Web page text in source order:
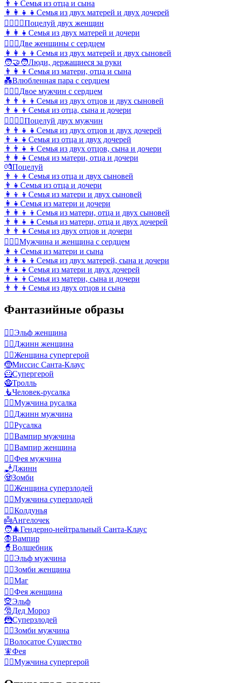
👨‍👦 Семья из отца и сына
👩‍👩‍👧‍👧 Семья из двух матерей и двух дочерей
👩‍❤️‍💋‍👩Поцелуй двух женщин
👩‍👩‍👧 Семья из двух матерей и дочери
👩‍❤️‍👩Две женщины с сердцем
👩‍👩‍👦‍👦 Семья из двух матерей и двух сыновей
🧑‍🤝‍🧑Люди, держащиеся за руки
👨‍👩‍👦 Семья из матери, отца и сына
💑Влюбленная пара с сердцем
👨‍❤️‍👨Двое мужчин с сердцем
👨‍👨‍👦‍👦 Семья из двух отцов и двух сыновей
👨‍👧‍👦 Семья из отца, сына и дочери
👨‍❤️‍💋‍👨Поцелуй двух мужчин
👨‍👨‍👧‍👧 Семья из двух отцов и двух дочерей
👨‍👧‍👧 Семья из отца и двух дочерей
👨‍👨‍👧‍👦 Семья из двух отцов, сына и дочери
👨‍👩‍👧 Семья из матери, отца и дочери
💏Поцелуй
👨‍👦‍👦 Семья из отца и двух сыновей
👨‍👧 Семья из отца и дочери
👩‍👦‍👦 Семья из матери и двух сыновей
👩‍👧 Семья из матери и дочери
👨‍👩‍👦‍👦 Семья из матери, отца и двух сыновей
👨‍👩‍👧‍👧 Семья из матери, отца и двух дочерей
👨‍👨‍👧 Семья из двух отцов и дочери
👩‍❤️‍👨Мужчина и женщина с сердцем
👩‍👦 Семья из матери и сына
👩‍👩‍👧‍👦 Семья из двух матерей, сына и дочери
👩‍👧‍👧 Семья из матери и двух дочерей
👩‍👧‍👦 Семья из матери, сына и дочери
👨‍👨‍👦 Семья из двух отцов и сына
Фантазийные образы
🧝‍♀️Эльф женщина
🧞‍♀️Джинн женщина
🦸‍♀️Женщина супергерой
🤶Миссис Санта-Клаус
🦸Супергерой
🧌Тролль
🧜Человек-русалка
🧜‍♂️Мужчина русалка
🧞‍♂️Джинн мужчина
🧜‍♀️Русалка
🧛‍♂️Вампир мужчина
🧛‍♀️Вампир женщина
🧚‍♂️Фея мужчина
🧞Джинн
🧟Зомби
🦹‍♀️Женщина суперзлодей
🦹‍♂️Мужчина суперзлодей
🧙‍♀️Колдунья
👼Ангелочек
🧑‍🎄Гендерно-нейтральный Санта-Клаус
🧛Вампир
🧙Волшебник
🧝‍♂️Эльф мужчина
🧟‍♀️Зомби женщина
🧙‍♂️Маг
🧚‍♀️Фея женщина
🧝Эльф
🎅Дед Мороз
🦹Суперзлодей
🧟‍♂️Зомби мужчина
🫈Волосатое Существо
🧚Фея
🦸‍♂️Мужчина супергерой